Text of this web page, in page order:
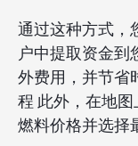
通过这种方式，
户中提取资金到
外费用，并节省
程 此外，在地
燃料价格并选择